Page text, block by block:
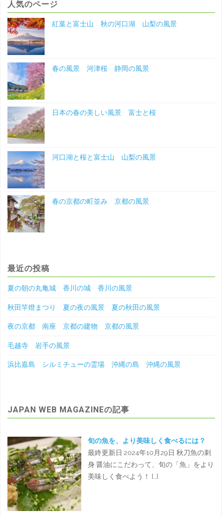
人気のページ
紅葉と富士山 秋の河口湖 山梨の風景
春の風景 河津桜 静岡の風景
日本の春の美しい風景 富士と桜
河口湖と桜と富士山 山梨の風景
春の京都の町並み 京都の風景
最近の投稿
夏の朝の丸亀城 香川の城 香川の風景
秋田竿燈まつり 夏の夜の風景 夏の秋田の風景
夜の京都 南座 京都の建物 京都の風景
毛越寺 岩手の風景
浜比嘉島 シルミチューの霊場 沖縄の島 沖縄の風景
JAPAN WEB MAGAZINEの記事
旬の魚を、より美味しく食べるには？
最終更新日 2024年10月29日 秋刀魚の刺
身 醤油にこだわって、旬の「魚」をより
美味しく食べよう！ […]